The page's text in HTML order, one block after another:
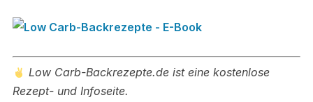
Low Carb-Backrezepte.de ist eine kostenlose
Rezept- und Infoseite.